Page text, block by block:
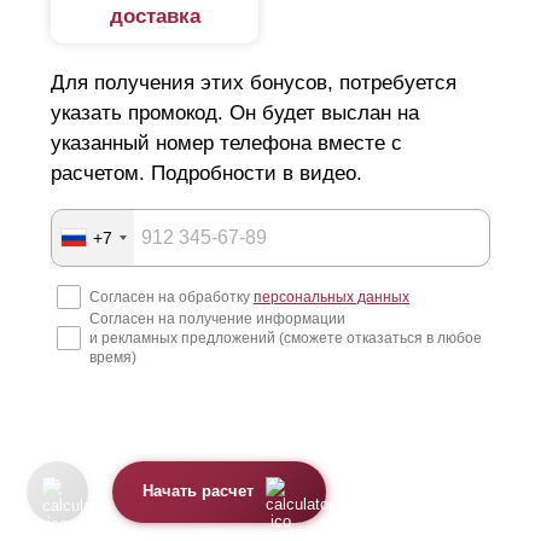
доставка
Для получения этих бонусов, потребуется
указать промокод. Он будет выслан на
указанный номер телефона вместе с
расчетом. Подробности в видео.
+7
Согласен на обработку персональных данных
Согласен на получение информации
и рекламных предложений (сможете отказаться в любое
время)
Начать расчет